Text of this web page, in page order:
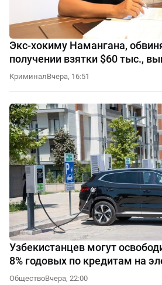
Экс-хокиму Намангана,
получении взятки $60 тыс.,
КриминалВчера, 16:51
Узбекистанцев могут
8% годовых по кредитам на
ОбществоВчера, 22:00